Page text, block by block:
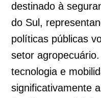
destinado à
do Sul,
políticas públicas
setor
tecnologia e
significativamente